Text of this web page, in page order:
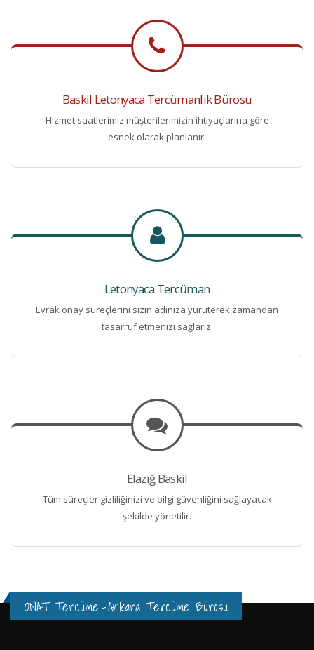
Baskil Letonyaca Tercümanlık Bürosu
Hizmet saatlerimiz müşterilerimizin ihtiyaçlarına göre
esnek olarak planlanır.
Letonyaca Tercüman
Evrak onay süreçlerini sizin adınıza yürüterek zamandan
tasarruf etmenizi sağlarız.
Elazığ Baskil
Tüm süreçler gizliliğinizi ve bilgi güvenliğini sağlayacak
şekilde yönetilir.
ONAT Tercüme-Ankara Tercüme Bürosu